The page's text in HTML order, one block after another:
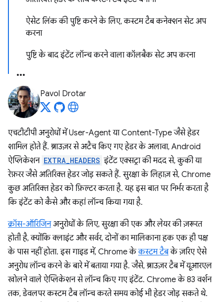
ऐसेट लिंक की पुष्टि करने के लिए, कस्टम टैब कनेक्शन सेट अप
करना
पुष्टि के बाद इंटेंट लॉन्च करने वाला कॉलबैक सेट अप करना
Pavol Drotar
एचटीटीपी अनुरोधों में User-Agent या Content-Type जैसे हेडर
शामिल होते हैं. ब्राउज़र से अटैच किए गए हेडर के अलावा, Android
ऐप्लिकेशन EXTRA_HEADERS इंटेंट एक्सट्रा की मदद से, कुकी या
रेफ़रर जैसे अतिरिक्त हेडर जोड़ सकते हैं. सुरक्षा के लिहाज़ से, Chrome
कुछ अतिरिक्त हेडर को फ़िल्टर करता है. यह इस बात पर निर्भर करता है
कि इंटेंट को कैसे और कहां लॉन्च किया गया है.
क्रॉस-ऑरिजिनअनुरोधों के लिए, सुरक्षा की एक और लेयर की ज़रूरत
होती है, क्योंकि क्लाइंट और सर्वर, दोनों का मालिकाना हक एक ही पक्ष
के पास नहीं होता. इस गाइड में, Chrome केकस्टम टैबके ज़रिए ऐसे
अनुरोध लॉन्च करने के बारे में बताया गया है. जैसे, ब्राउज़र टैब में यूआरएल
खोलने वाले ऐप्लिकेशन से लॉन्च किए गए इंटेंट. Chrome के 83 वर्शन
तक, डेवलपर कस्टम टैब लॉन्च करते समय कोई भी हेडर जोड़ सकते थे.